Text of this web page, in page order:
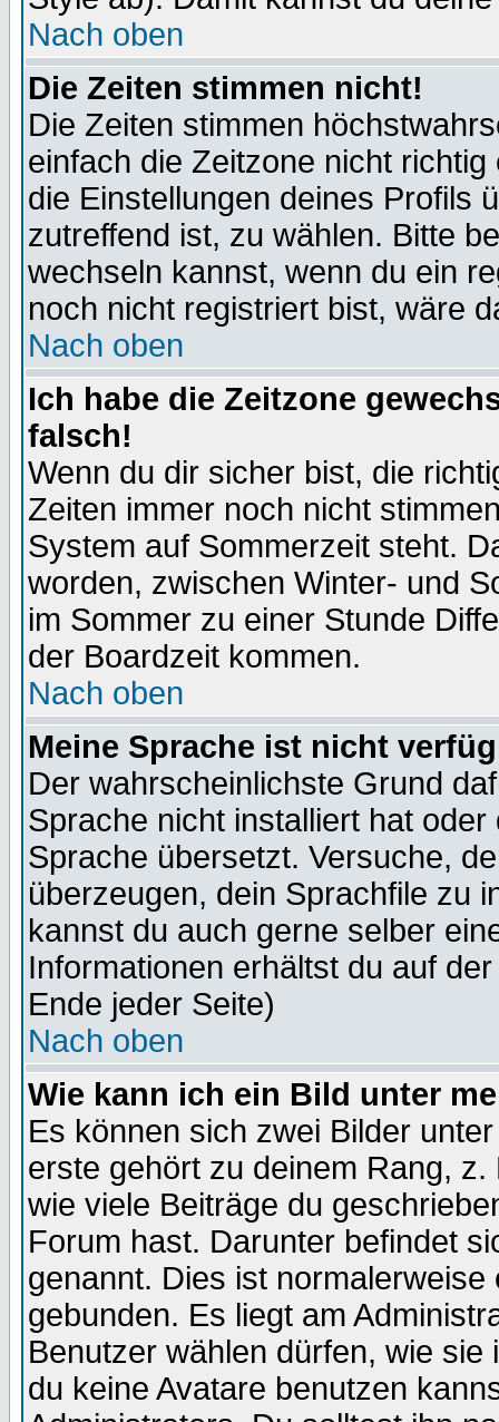
Nach oben
Die Zeiten stimmen nicht!
Die Zeiten stimmen
einfach die Zeitzone nicht
die Einstellungen deines Profils
zutreffend ist, zu wählen. Bitte
wechseln kannst, wenn du ein
noch nicht registriert bist, wäre
Nach oben
Ich habe die Zeitzone
falsch!
Wenn du dir sicher bist, die
Zeiten immer noch nicht
System auf Sommerzeit steht.
worden, zwischen Winter- und
im Sommer zu einer Stunde
der Boardzeit kommen.
Nach oben
Meine Sprache ist nicht
Der wahrscheinlichste Grund
Sprache nicht installiert hat
Sprache übersetzt. Versuche,
überzeugen, dein Sprachfile zu
kannst du auch gerne selber
Informationen erhältst du auf
Ende jeder Seite)
Nach oben
Wie kann ich ein Bild unter
Es können sich zwei Bilder
erste gehört zu deinem Rang,
wie viele Beiträge du
Forum hast. Darunter befindet
genannt. Dies ist
gebunden. Es liegt am
Benutzer wählen dürfen, wie
du keine Avatare benutzen